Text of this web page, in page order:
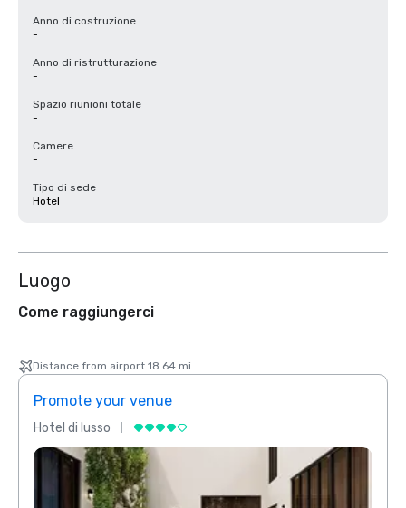
Anno di costruzione
-
Anno di ristrutturazione
-
Spazio riunioni totale
-
Camere
-
Tipo di sede
Hotel
Luogo
Come raggiungerci
Distance from airport 18.64 mi
Promote your venue
Hotel di lusso